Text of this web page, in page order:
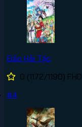
Đảo Hải Tặc
0 (1172/1190) FHD
#4